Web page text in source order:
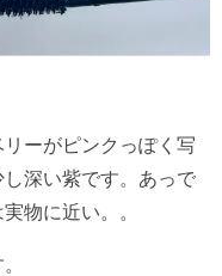
ーがピンクっぽく写
深い紫です。あっで
物に近い。。